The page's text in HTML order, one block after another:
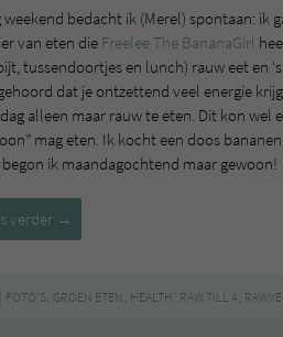
weekend bedacht ik (Merel) spontaan: ik
van eten dieFreelee The BananaGirl
tussendoortjes en lunch) rauw eet en
dat je ontzettend veel energie
alleen maar rauw te eten. Dit kon wel
mag eten. Ik kocht een doos
ik maandagochtend maar gewoon!
verder Raw
Till
update
→
FOTO'S, GROEN ETEN, HEALTH, RAW TILL 4,